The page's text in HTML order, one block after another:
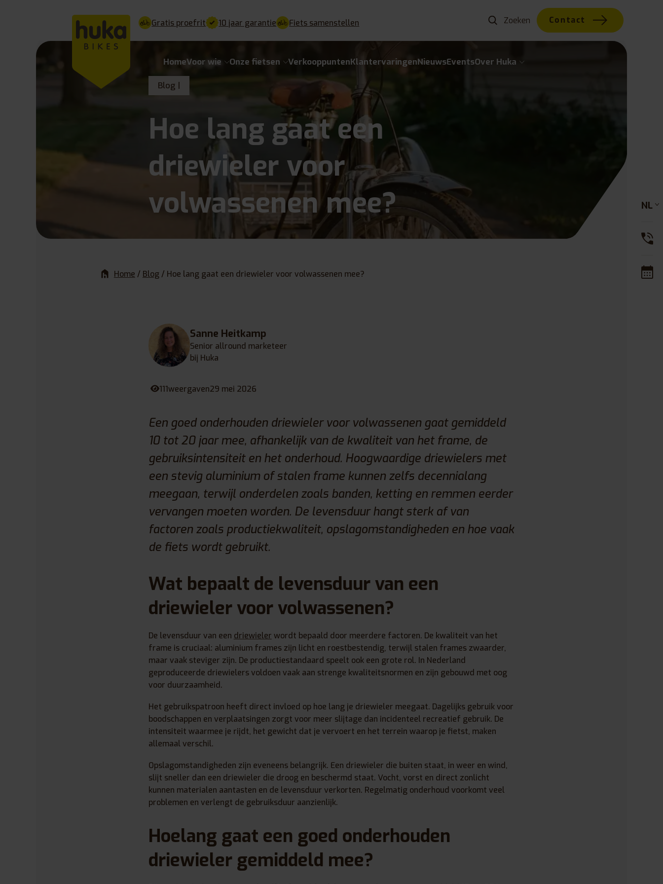
Gratis proefrit 10 jaar garantie Fiets samenstellen Contact
HomeVoor wie Onze fietsen VerkooppuntenKlantervaringenNieuwsEventsOver Huka
Blog |
Hoe lang gaat een
driewieler voor
volwassenen mee?
Home / Blog/ Hoe lang gaat een driewieler voor volwassenen mee?
Sanne Heitkamp
Senior allround marketeer
bij Huka
111weergaven29 mei 2026
Een goed onderhouden driewieler voor volwassenen gaat gemiddeld
10 tot 20 jaar mee, afhankelijk van de kwaliteit van het frame, de
gebruiksintensiteit en het onderhoud. Hoogwaardige driewielers met
een stevig aluminium of stalen frame kunnen zelfs decennialang
meegaan, terwijl onderdelen zoals banden, ketting en remmen eerder
vervangen moeten worden. De levensduur hangt sterk af van
factoren zoals productiekwaliteit, opslagomstandigheden en hoe vaak
de fiets wordt gebruikt.
Wat bepaalt de levensduur van een
driewieler voor volwassenen?
De levensduur van een driewieler wordt bepaald door meerdere factoren. De kwaliteit van het
frame is cruciaal: aluminium frames zijn licht en roestbestendig, terwijl stalen frames zwaarder,
maar vaak steviger zijn. De productiestandaard speelt ook een grote rol. In Nederland
geproduceerde driewielers voldoen vaak aan strenge kwaliteitsnormen en zijn gebouwd met oog
voor duurzaamheid.
Het gebruikspatroon heeft direct invloed op hoe lang je driewieler meegaat. Dagelijks gebruik voor
boodschappen en verplaatsingen zorgt voor meer slijtage dan incidenteel recreatief gebruik. De
intensiteit waarmee je rijdt, het gewicht dat je vervoert en het terrein waarop je fietst, maken
allemaal verschil.
Opslagomstandigheden zijn eveneens belangrijk. Een driewieler die buiten staat, in weer en wind,
slijt sneller dan een driewieler die droog en beschermd staat. Vocht, vorst en direct zonlicht
kunnen materialen aantasten en de levensduur verkorten. Regelmatig onderhoud voorkomt veel
problemen en verlengt de gebruiksduur aanzienlijk.
Hoelang gaat een goed onderhouden
driewieler gemiddeld mee?
NL